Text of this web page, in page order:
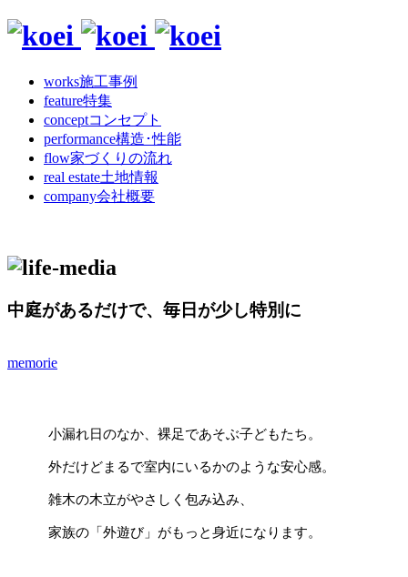
works施工事例
feature特集
conceptコンセプト
performance構造･性能
flow家づくりの流れ
real estate土地情報
company会社概要
中庭があるだけで、毎日が少し特別に
memorie
小漏れ日のなか、裸足であそぶ子どもたち。
外だけどまるで室内にいるかのような安心感。
雑木の木立がやさしく包み込み、
家族の「外遊び」がもっと身近になります。